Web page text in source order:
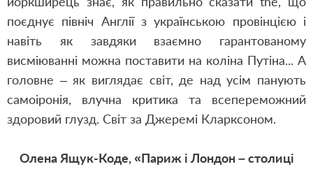
поєднує північ Англії з українською провінцією і
навіть як завдяки взаємно гарантованому
висміюванні можна поставити на коліна Путіна... А
головне – як виглядає світ, де над усім панують
самоіронія, влучна критика та всепереможний
здоровий глузд. Світ за Джеремі Кларксоном.
Олена Ящук-Коде, «Париж і Лондон – столиці